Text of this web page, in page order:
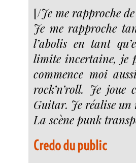
[/Je me rapproche
Je me rapproche
l’abolis en tant
limite incertaine, je
commence moi
rock’n’roll. Je
Guitar. Je réalise
La scène punk
Credo du public